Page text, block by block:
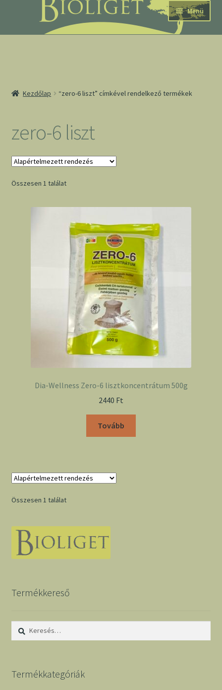
navigációhoz
tartalomba
Menü
Kezdőlap “zero-6 liszt” címkével rendelkező termékek
zero-6 liszt
Összesen 1 találat
Dia-Wellness Zero-6 lisztkoncentrátum 500g
2440 Ft
Tovább
Összesen 1 találat
Termékkereső
Keresés:
Termékkategóriák